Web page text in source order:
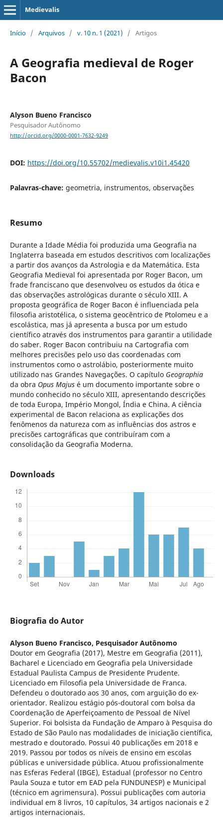
Medievalis
Início / Arquivos / v. 10 n. 1 (2021) / Artigos
A Geografia medieval de Roger
Bacon
Alyson Bueno Francisco
Pesquisador Autônomo
http://orcid.org/0000-0001-7632-9249
DOI: https://doi.org/10.55702/medievalis.v10i1.45420
Palavras-chave: geometria, instrumentos, observações
Resumo
Durante a Idade Média foi produzida uma Geografia na
Inglaterra baseada em estudos descritivos com localizações
a partir dos avanços da Astrologia e da Matemática. Esta
Geografia Medieval foi apresentada por Roger Bacon, um
frade franciscano que desenvolveu os estudos da ótica e
das observações astrológicas durante o século XIII. A
proposta geográfica de Roger Bacon é influenciada pela
filosofia aristotélica, o sistema geocêntrico de Ptolomeu e a
escolástica, mas já apresenta a busca por um estudo
científico através dos instrumentos para garantir a utilidade
do saber. Roger Bacon contribuiu na Cartografia com
melhores precisões pelo uso das coordenadas com
instrumentos como o astrolábio, posteriormente muito
utilizado nas Grandes Navegações. O capítulo Geographia
da obra Opus Majusé um documento importante sobre o
mundo conhecido no século XIII, apresentando descrições
de toda Europa, Império Mongol, Índia e China. A ciência
experimental de Bacon relaciona as explicações dos
fenômenos da natureza com as influências dos astros e
precisões cartográficas que contribuíram com a
consolidação da Geografia Moderna.
Downloads
Biografia do Autor
Alyson Bueno Francisco, Pesquisador Autônomo
Doutor em Geografia (2017), Mestre em Geografia (2011),
Bacharel e Licenciado em Geografia pela Universidade
Estadual Paulista Campus de Presidente Prudente.
Licenciado em Filosofia pela Universidade de Franca.
Defendeu o doutorado aos 30 anos, com arguição do ex-
orientador. Realizou estágio pós-doutoral com bolsa da
Coordenação de Aperfeiçoamento de Pessoal de Nível
Superior. Foi bolsista da Fundação de Amparo à Pesquisa do
Estado de São Paulo nas modalidades de iniciação científica,
mestrado e doutorado. Possui 40 publicações em 2018 e
2019. Passou por todos os níveis de ensino em escolas
públicas e universidade pública. Atuou profissionalmente
nas Esferas Federal (IBGE), Estadual (professor no Centro
Paula Souza e tutor em EAD pela FUNDUNESP) e Municipal
(técnico em agrimensura). Possui publicações com autoria
individual em 8 livros, 10 capítulos, 34 artigos nacionais e 2
artigos internacionais.